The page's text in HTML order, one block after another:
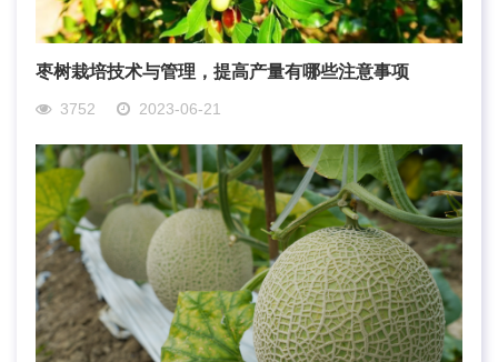
枣树栽培技术与管理，提高产量有哪些注意事项
3752 2023-06-21